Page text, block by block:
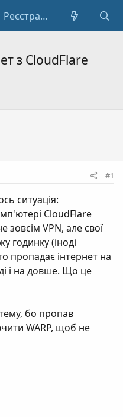
Реєстрація
з CloudFlare
#1
ситуація:
CloudFlare
зовсім VPN, але свої
годинку (іноді
пропадає інтернет на
і на довше. Що це
бо пропав
WARP, щоб не